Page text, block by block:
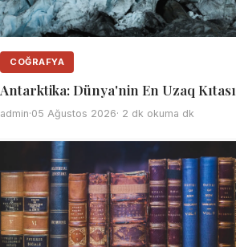
COĞRAFYA
Antarktika: Dünya'nin En Uzaq Kıtası
admin·05 Ağustos 2026· 2 dk okuma dk